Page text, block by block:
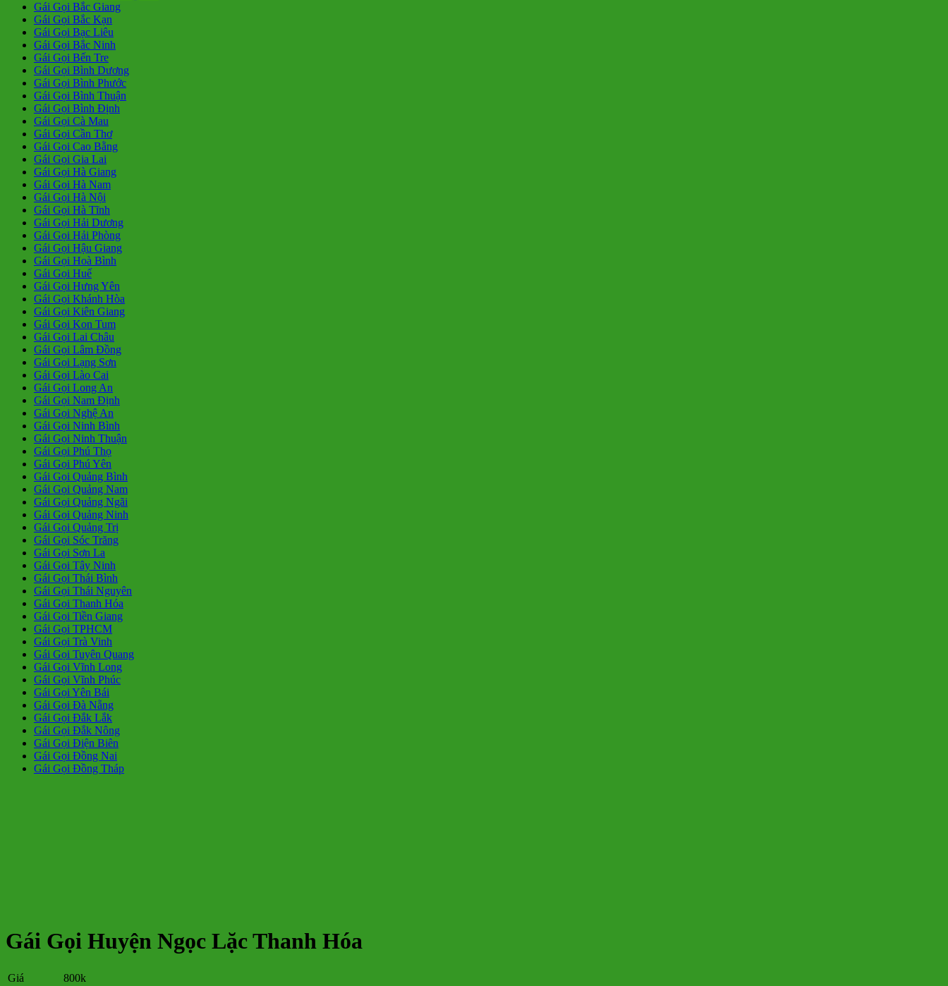
Gái Gọi Bắc Giang
Gái Gọi Bắc Kạn
Gái Gọi Bạc Liêu
Gái Gọi Bắc Ninh
Gái Gọi Bến Tre
Gái Gọi Bình Dương
Gái Gọi Bình Phước
Gái Gọi Bình Thuận
Gái Gọi Bình Định
Gái Gọi Cà Mau
Gái Gọi Cần Thơ
Gái Gọi Cao Bằng
Gái Gọi Gia Lai
Gái Gọi Hà Giang
Gái Gọi Hà Nam
Gái Gọi Hà Nội
Gái Gọi Hà Tĩnh
Gái Gọi Hải Dương
Gái Gọi Hải Phòng
Gái Gọi Hậu Giang
Gái Gọi Hoà Bình
Gái Gọi Huế
Gái Gọi Hưng Yên
Gái Gọi Khánh Hòa
Gái Gọi Kiên Giang
Gái Gọi Kon Tum
Gái Gọi Lai Châu
Gái Gọi Lâm Đồng
Gái Gọi Lạng Sơn
Gái Gọi Lào Cai
Gái Gọi Long An
Gái Gọi Nam Định
Gái Gọi Nghệ An
Gái Gọi Ninh Bình
Gái Gọi Ninh Thuận
Gái Gọi Phú Thọ
Gái Gọi Phú Yên
Gái Gọi Quảng Bình
Gái Gọi Quảng Nam
Gái Gọi Quảng Ngãi
Gái Gọi Quảng Ninh
Gái Gọi Quảng Trị
Gái Gọi Sóc Trăng
Gái Gọi Sơn La
Gái Gọi Tây Ninh
Gái Gọi Thái Bình
Gái Gọi Thái Nguyên
Gái Gọi Thanh Hóa
Gái Gọi Tiền Giang
Gái Gọi TPHCM
Gái Gọi Trà Vinh
Gái Gọi Tuyên Quang
Gái Gọi Vĩnh Long
Gái Gọi Vĩnh Phúc
Gái Gọi Yên Bái
Gái Gọi Đà Nẵng
Gái Gọi Đắk Lắk
Gái Gọi Đắk Nông
Gái Gọi Điện Biên
Gái Gọi Đồng Nai
Gái Gọi Đồng Tháp
Gái Gọi Huyện Ngọc Lặc Thanh Hóa
Giá
800k